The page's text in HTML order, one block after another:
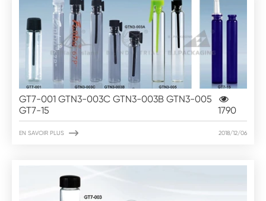
GT7-001 GTN3-003C GTN3-003B GTN3-005
GT7-15
1790
EN SAVOIR PLUS  2018/12/06